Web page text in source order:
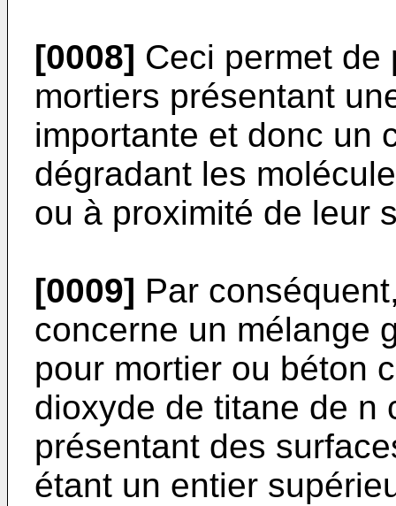
[0008] Ceci permet de
mortiers présentant
importante et donc un
dégradant les
ou à proximité de leur
[0009] Par
concerne un mélange
pour mortier ou béton
dioxyde de titane de n
présentant des
étant un entier